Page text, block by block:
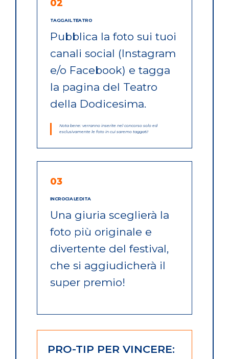
02
TAGGA IL TEATRO
Pubblica la foto sui tuoi
canali social (Instagram
e/o Facebook) e tagga
la pagina del Teatro
della Dodicesima.
Nota bene: verranno inserite nel concorso solo ed
esclusivamente le foto in cui saremo taggati!
03
INCROCIA LE DITA
Una giuria sceglierà la
foto più originale e
divertente del festival,
che si aggiudicherà il
super premio!
PRO-TIP PER VINCERE: